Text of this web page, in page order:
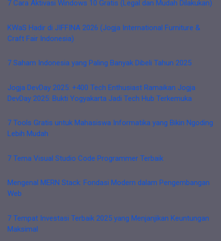
7 Cara Aktivasi Windows 10 Gratis (Legal dan Mudah Dilakukan)
KWaS Hadir di JIFFINA 2026 (Jogja International Furniture &
Craft Fair Indonesia)
7 Saham Indonesia yang Paling Banyak Dibeli Tahun 2025
Jogja DevDay 2025: +400 Tech Enthusiast Ramaikan Jogja
DevDay 2025: Bukti Yogyakarta Jadi Tech Hub Terkemuka
7 Tools Gratis untuk Mahasiswa Informatika yang Bikin Ngoding
Lebih Mudah
7 Tema Visual Studio Code Programmer Terbaik
Mengenal MERN Stack: Fondasi Modern dalam Pengembangan
Web
7 Tempat Investasi Terbaik 2025 yang Menjanjikan Keuntungan
Maksimal